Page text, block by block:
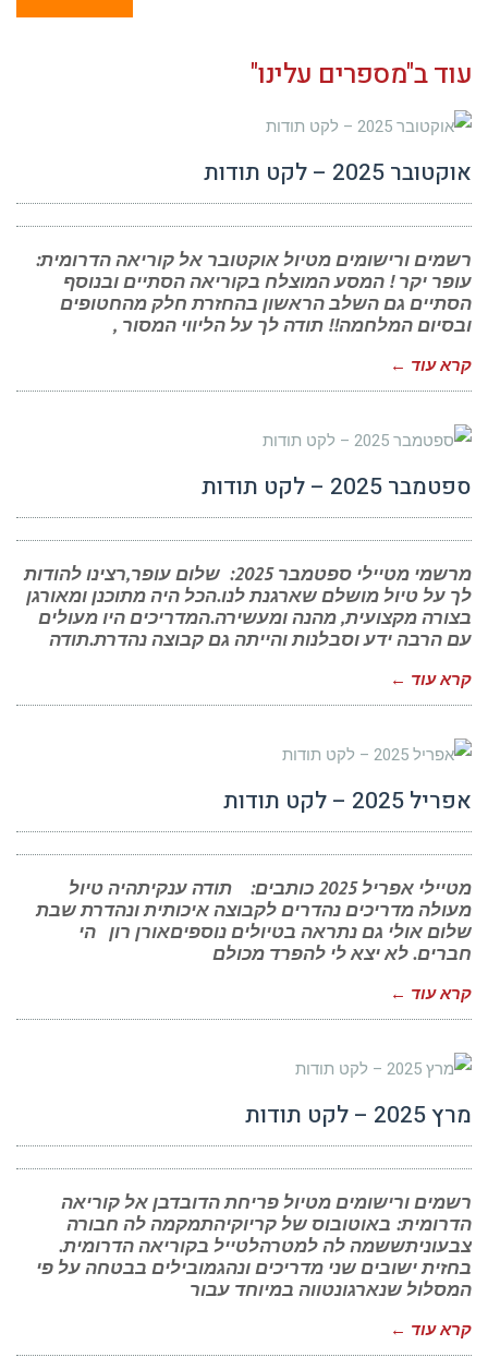
עוד ב"מספרים עלינו"
אוקטובר 2025 – לקט תודות
רשמים ורישומים מטיול אוקטובר אל קוריאה הדרומית:
עופר יקר ! המסע המוצלח בקוריאה הסתיים ובנוסף
הסתיים גם השלב הראשון בהחזרת חלק מהחטופים
ובסיום המלחמה!! תודה לך על הליווי המסור ,
קרא עוד ←
ספטמבר 2025 – לקט תודות
מרשמי מטיילי ספטמבר 2025: שלום עופר,רצינו להודות
לך על טיול מושלם שארגנת לנו.הכל היה מתוכנן ומאורגן
בצורה מקצועית, מהנה ומעשירה.המדריכים היו מעולים
עם הרבה ידע וסבלנות והייתה גם קבוצה נהדרת.תודה
קרא עוד ←
אפריל 2025 – לקט תודות
מטיילי אפריל 2025 כותבים: תודה ענקיתהיה טיול
מעולה מדריכים נהדרים לקבוצה איכותית ונהדרת שבת
שלום אולי גם נתראה בטיולים נוספיםאורן רון הי
חברים. לא יצא לי להפרד מכולם
קרא עוד ←
מרץ 2025 – לקט תודות
רשמים ורישומים מטיול פריחת הדובדבן אל קוריאה
הדרומית: באוטובוס של קריוקיהתמקמה לה חבורה
צבעוניתששמה לה למטרהלטייל בקוריאה הדרומית.
בחזית ישובים שני מדריכים ונהגמובילים בבטחה על פי
המסלול שנארגונטווה במיוחד עבור
קרא עוד ←